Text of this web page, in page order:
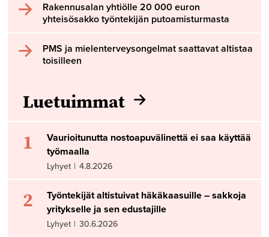
Rakennusalan yhtiölle 20 000 euron
yhteisösakko työntekijän putoamisturmasta
PMS ja mielenterveysongelmat saattavat altistaa
toisilleen
Luetuimmat
1
Vaurioitunutta nostoapuvälinettä ei saa käyttää
työmaalla
Lyhyet | 4.8.2026
2
Työntekijät altistuivat häkäkaasuille – sakkoja
yritykselle ja sen edustajille
Lyhyet | 30.6.2026